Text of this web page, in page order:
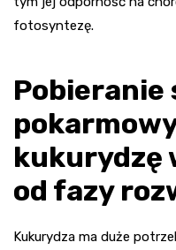
fotosyntezę.
Pobieranie
kukurydzę
od fazy
Kukurydza ma duże